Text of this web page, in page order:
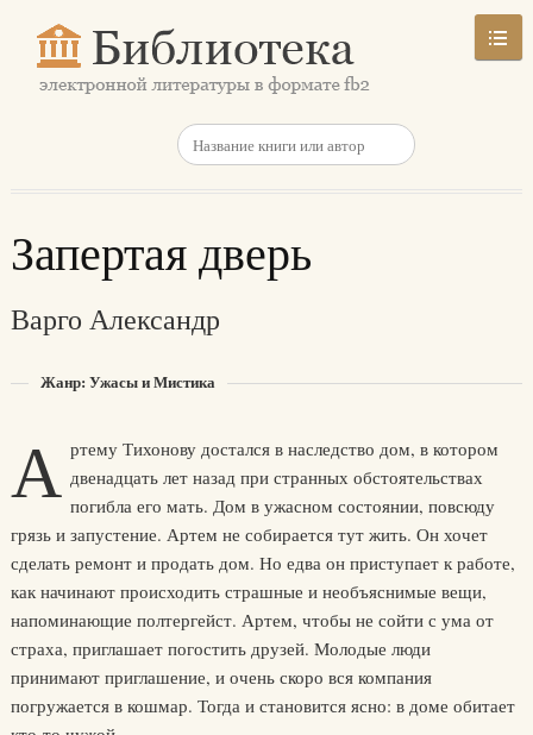
Запертая дверь
Варго Александр
Жанр: Ужасы и Мистика
А ртему Тихонову достался в наследство дом, в котором
двенадцать лет назад при странных обстоятельствах
погибла его мать. Дом в ужасном состоянии, повсюду
грязь и запустение. Артем не собирается тут жить. Он хочет
сделать ремонт и продать дом. Но едва он приступает к работе,
как начинают происходить страшные и необъяснимые вещи,
напоминающие полтергейст. Артем, чтобы не сойти с ума от
страха, приглашает погостить друзей. Молодые люди
принимают приглашение, и очень скоро вся компания
погружается в кошмар. Тогда и становится ясно: в доме обитает